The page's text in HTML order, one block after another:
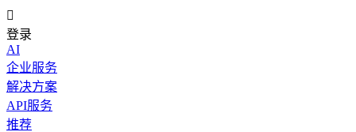

登录
AI
企业服务
解决方案
API服务
推荐